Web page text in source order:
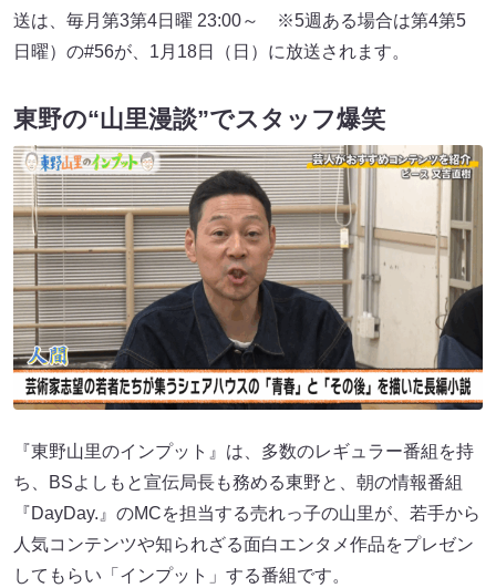
送は、毎月第3第4日曜 23:00～ ※5週ある場合は第4第5
日曜）の#56が、1月18日（日）に放送されます。
東野の“山里漫談”でスタッフ爆笑
『東野山里のインプット』は、多数のレギュラー番組を持
ち、BSよしもと宣伝局長も務める東野と、朝の情報番組
『DayDay.』のMCを担当する売れっ子の山里が、若手から
人気コンテンツや知られざる面白エンタメ作品をプレゼン
してもらい「インプット」する番組です。